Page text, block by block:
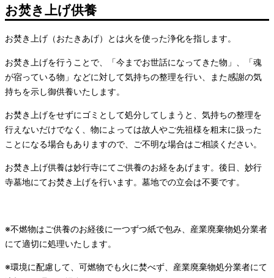
ー
と
ビ
ー
シ
ョ
ン
切
り
え
お焚き上げ供養
お焚き上げ（おたきあげ）とは火を使った浄化を指します。
お焚き上げを行うことで、「今までお世話になってきた物」、「魂
が宿っている物」などに対して気持ちの整理を行い、また感謝の気
持ちを示し御供養いたします。
お焚き上げをせずにゴミとして処分してしまうと、気持ちの整理を
行えないだけでなく、物によっては故人やご先祖様を粗末に扱った
ことになる場合もありますので、ご不明な場合はご相談ください。
お焚き上げ供養は妙行寺にてご供養のお経をあげます。 後日、妙行
寺墓地にてお焚き上げを行います。墓地での立会は不要です。
※不燃物はご供養のお経後に一つずつ紙で包み、産業廃棄物処分業者
にて適切に処理いたします。
※環境に配慮して、可燃物でも火に焚べず、 産業廃棄物処分業者にて